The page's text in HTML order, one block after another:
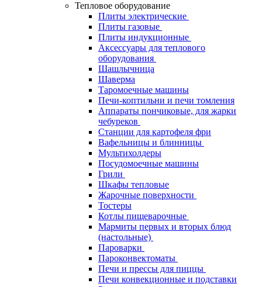
Тепловое оборудование
Плиты электрические
Плиты газовые
Плиты индукционные
Аксессуары для теплового
оборудования
Шашлычница
Шаверма
Таромоечные машины
Печи-коптильни и печи томления
Аппараты пончиковые, для жарки
чебуреков
Станции для картофеля фри
Вафельницы и блинницы
Мультихолдеры
Посудомоечные машины
Грили
Шкафы тепловые
Жарочные поверхности
Тостеры
Котлы пищеварочные
Мармиты первых и вторых блюд
(настольные)
Пароварки
Пароконвектоматы
Печи и прессы для пиццы
Печи конвекционные и подставки